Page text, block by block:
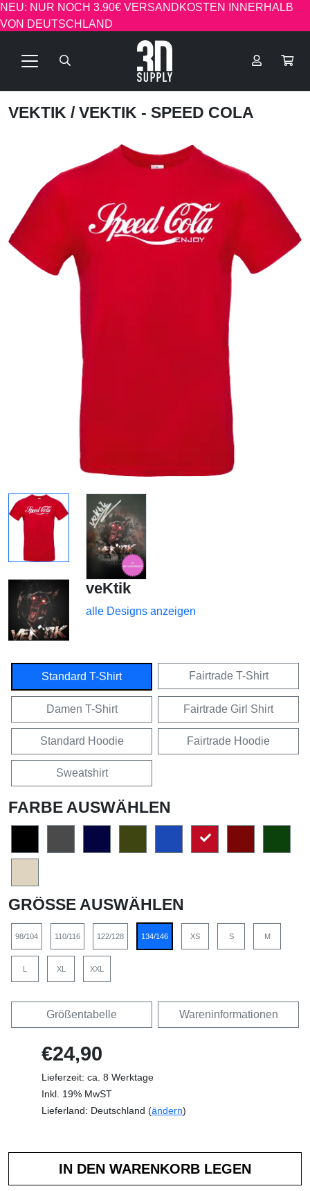
NEU: NUR NOCH 3.90€ VERSANDKOSTEN INNERHALB
VON DEUTSCHLAND
VEKTIK / VEKTIK - SPEED COLA
veKtik
alle Designs anzeigen
Standard T-Shirt Fairtrade T-Shirt
Damen T-Shirt Fairtrade Girl Shirt
Standard Hoodie Fairtrade Hoodie
Sweatshirt
FARBE AUSWÄHLEN
GRÖSSE AUSWÄHLEN
98/104 110/116 122/128 134/146 XS S M
XL XXL
Größentabelle Wareninformationen
€24,90
Lieferzeit: ca. 8 Werktage
Inkl. 19% MwST
Lieferland: Deutschland (ändern)